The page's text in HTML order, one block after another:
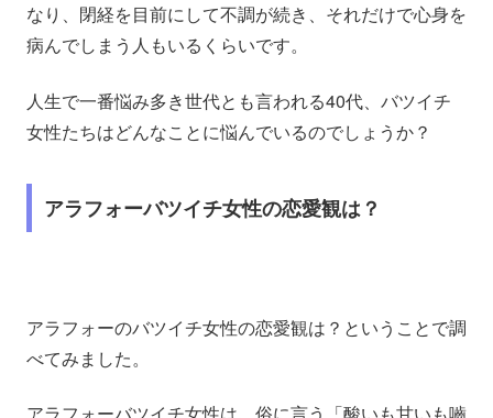
なり、閉経を目前にして不調が続き、それだけで心身を
病んでしまう人もいるくらいです。
人生で一番悩み多き世代とも言われる40代、バツイチ
女性たちはどんなことに悩んでいるのでしょうか？
アラフォーバツイチ女性の恋愛観は？
アラフォーのバツイチ女性の恋愛観は？ということで調
べてみました。